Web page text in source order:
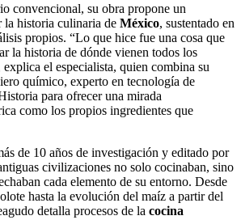
convencional, su obra propone un
historia culinaria de México, sustentado en
propios. “Lo que hice fue una cosa que
la historia de dónde vienen todos los
explica el especialista, quien combina su
químico, experto en tecnología de
para ofrecer una mirada
como los propios ingredientes que
de 10 años de investigación y editado por
civilizaciones no solo cocinaban, sino
cada elemento de su entorno. Desde
hasta la evolución del maíz a partir del
detalla procesos de la cocina